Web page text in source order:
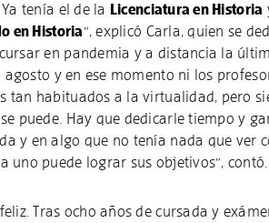
tenía el de la Licenciatura en Historia
en Historia”, explicó Carla, quien se
en pandemia y a distancia la
agosto y en ese momento ni los
tan habituados a la virtualidad, pero
puede. Hay que dedicarle tiempo y
y en algo que no tenía nada que ver
uno puede lograr sus objetivos”, contó.
Tras ocho años de cursada y